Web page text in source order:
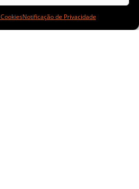
Notificação de Privacidade